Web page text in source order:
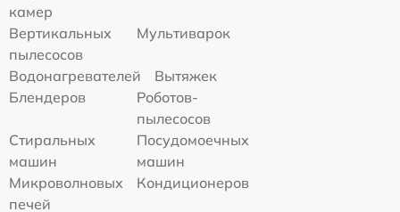
камер
Вертикальных
пылесосов
Мультиварок
Водонагревателей
Вытяжек
Блендеров
Роботов-
пылесосов
Стиральных
машин
Посудомоечных
машин
Микроволновых
печей
Кондиционеров